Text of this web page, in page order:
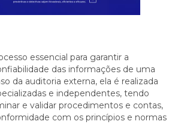
essencial para garantir a
das informações de uma
da auditoria externa, ela é realizada
e independentes, tendo
e validar procedimentos e contas,
com os princípios e normas